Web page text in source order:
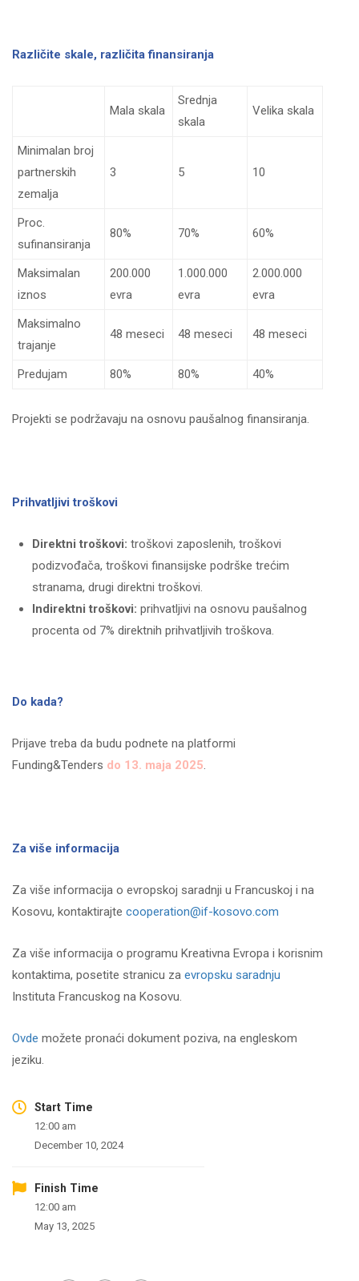
Različite skale, različita finansiranja
Mala skala
Srednja
skala
Velika skala
Minimalan broj
partnerskih
zemalja
3 5 10
Proc.
sufinansiranja
80% 70% 60%
Maksimalan
iznos
200.000
evra
1.000.000
evra
2.000.000
evra
Maksimalno
trajanje
48 meseci 48 meseci 48 meseci
Predujam 80% 80% 40%
Projekti se podržavaju na osnovu paušalnog finansiranja.
Prihvatljivi troškovi
Direktni troškovi: troškovi zaposlenih, troškovi
podizvođača, troškovi finansijske podrške trećim
stranama, drugi direktni troškovi.
Indirektni troškovi: prihvatljivi na osnovu paušalnog
procenta od 7% direktnih prihvatljivih troškova.
Do kada?
Prijave treba da budu podnete na platformi
Funding&Tenders do 13. maja 2025.
Za više informacija
Za više informacija o evropskoj saradnji u Francuskoj i na
Kosovu, kontaktirajte cooperation@if-kosovo.com
Za više informacija o programu Kreativna Evropa i korisnim
kontaktima, posetite stranicu za evropsku saradnju
Instituta Francuskog na Kosovu.
Ovde možete pronaći dokument poziva, na engleskom
jeziku.
Start Time
12:00 am
December 10, 2024
Finish Time
12:00 am
May 13, 2025